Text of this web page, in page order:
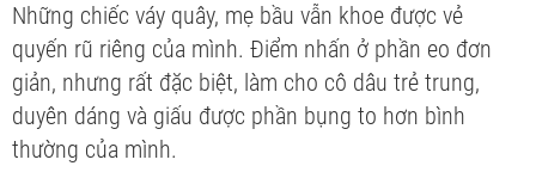
Những chiếc váy quây, mẹ bầu vẫn khoe được vẻ
quyến rũ riêng của mình. Điểm nhấn ở phần eo đơn
giản, nhưng rất đặc biệt, làm cho cô dâu trẻ trung,
duyên dáng và giấu được phần bụng to hơn bình
thường của mình.